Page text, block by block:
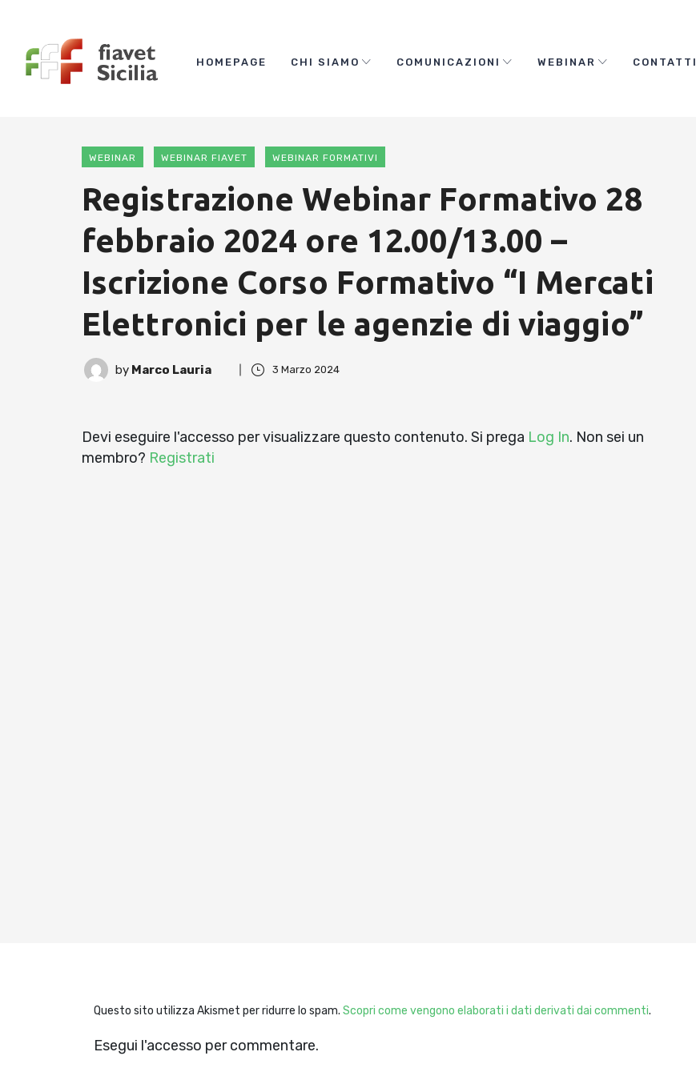
HOMEPAGE CHI SIAMO COMUNICAZIONI WEBINAR CONTATTI
WEBINAR WEBINAR FIAVET WEBINAR FORMATIVI
Registrazione Webinar Formativo 28
febbraio 2024 ore 12.00/13.00 –
Iscrizione Corso Formativo “I Mercati
Elettronici per le agenzie di viaggio”
by Marco Lauria 3 Marzo 2024
Devi eseguire l'accesso per visualizzare questo contenuto. Si prega Log In. Non sei un
membro? Registrati
Esegui l'accesso per commentare.
Questo sito utilizza Akismet per ridurre lo spam. Scopri come vengono elaborati i dati derivati dai commenti.